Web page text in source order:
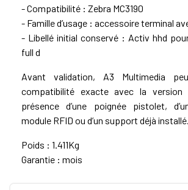
- Compatibilité : Zebra MC3190
- Famille d’usage : accessoire terminal
- Libellé initial conservé : Activ hhd
full d
Avant validation, A3 Multimedia
compatibilité exacte avec la version
présence d’une poignée pistolet,
module RFID ou d’un support déjà installé.
Poids : 1.411Kg
Garantie : mois